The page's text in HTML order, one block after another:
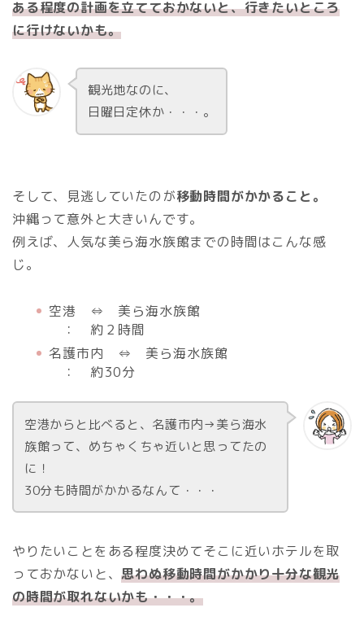
ある程度の計画を立てておかないと、行きたいところ
に行けないかも。
観光地なのに、
日曜日定休か・・・。
そして、見逃していたのが移動時間がかかること。
沖縄って意外と大きいんです。
例えば、人気な美ら海水族館までの時間はこんな感
じ。
空港 ⇔ 美ら海水族館
： 約２時間
名護市内 ⇔ 美ら海水族館
： 約30分
空港からと比べると、名護市内→美ら海水
族館って、めちゃくちゃ近いと思ってたの
に！
30分も時間がかかるなんて・・・
やりたいことをある程度決めてそこに近いホテルを取
っておかないと、思わぬ移動時間がかかり十分な観光
の時間が取れないかも・・・。